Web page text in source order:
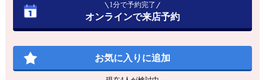
1分で予約完了
オンラインで来店予約
お気に入りに追加